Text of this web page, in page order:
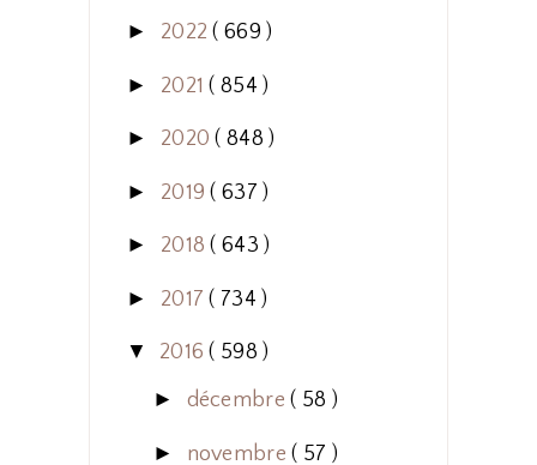
► 2022( 669 )
► 2021( 854 )
► 2020( 848 )
► 2019( 637 )
► 2018( 643 )
► 2017( 734 )
▼ 2016( 598 )
► décembre( 58 )
► novembre( 57 )